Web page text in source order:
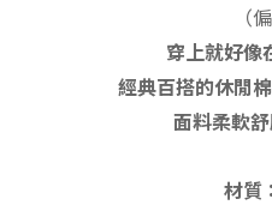
（
穿上就好像
經典百搭的休閒
面料柔軟
材質